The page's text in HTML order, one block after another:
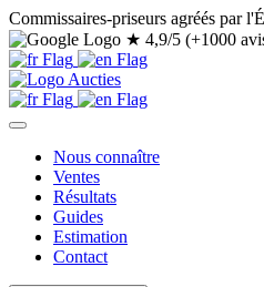
Commissaires-priseurs agréés par
★ 4,9/5 (+1000
Nous connaître
Ventes
Résultats
Guides
Estimation
Contact